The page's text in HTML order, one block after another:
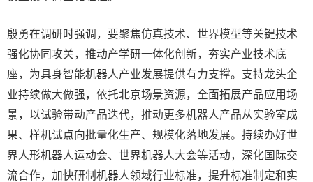
殷勇在调研时强调，要聚焦仿真技术、世界模型等关键技术
强化协同攻关，推动产学研一体化创新，夯实产业技术底
座，为具身智能机器人产业发展提供有力支撑。支持龙头企
业持续做大做强，依托北京场景资源，全面拓展产品应用场
景，以试验带动产品迭代，推动更多机器人产品从实验室成
果、样机试点向批量化生产、规模化落地发展。持续办好世
界人形机器人运动会、世界机器人大会等活动，深化国际交
流合作，加快研制机器人领域行业标准，提升标准制定和实